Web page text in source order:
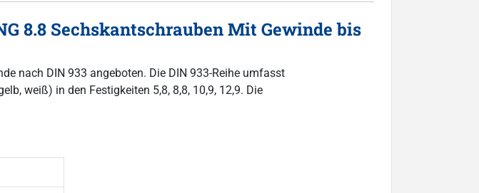
8.8 Sechskantschrauben Mit Gewinde bis
nach DIN 933 angeboten. Die DIN 933-Reihe umfasst
weiß) in den Festigkeiten 5,8, 8,8, 10,9, 12,9. Die